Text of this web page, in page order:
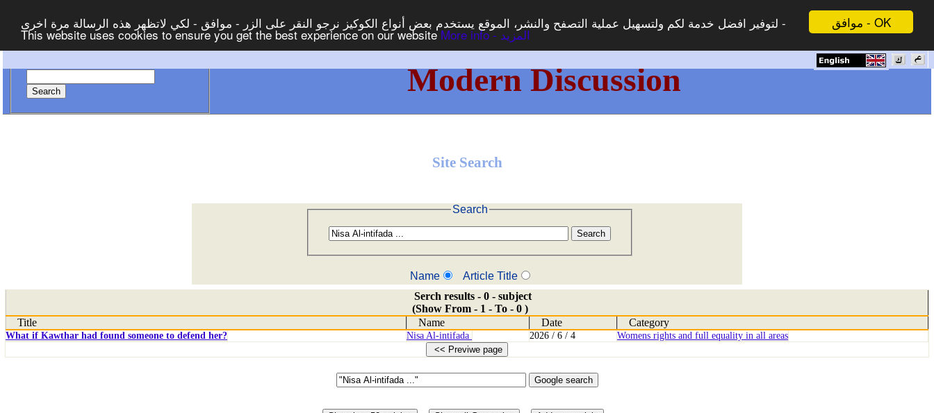
موافق - OK لتوفير افضل خدمة لكم ولتسهيل عملية التصفح والنشر، الموقع يستخدم بعض أنواع الكوكيز نرجو النقر على الزر - موافق - لكي لاتظهر هذه الرسالة مرة اخرى -
This website uses cookies to ensure you get the best experience on our website More info - المزيد
Search
Modern Discussion
Site Search
Search
Name
Article Title
Serch results - 0 - subject
(Show From - 1 - To - 0 )
Title
Name Date Category
What if Kawthar had found someone to defend her? Nisa Al-intifada 2026 / 6 / 4 Womens rights and full equality in all areas